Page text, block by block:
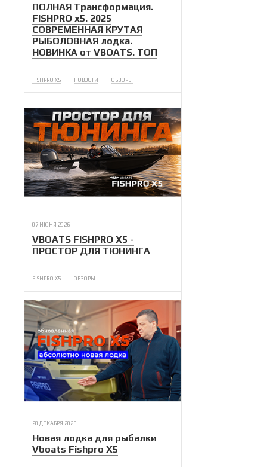
ПОЛНАЯ Трансформация.
FISHPRO x5. 2025
СОВРЕМЕННАЯ КРУТАЯ
РЫБОЛОВНАЯ лодка.
НОВИНКА от VBOATS. ТОП
FISHPRO X5 НОВОСТИ ОБЗОРЫ
07 ИЮНЯ 2026
VBOATS FISHPRO X5 -
ПРОСТОР ДЛЯ ТЮНИНГА
FISHPRO X5 ОБЗОРЫ
28 ДЕКАБРЯ 2025
Новая лодка для рыбалки
Vboats Fishpro X5